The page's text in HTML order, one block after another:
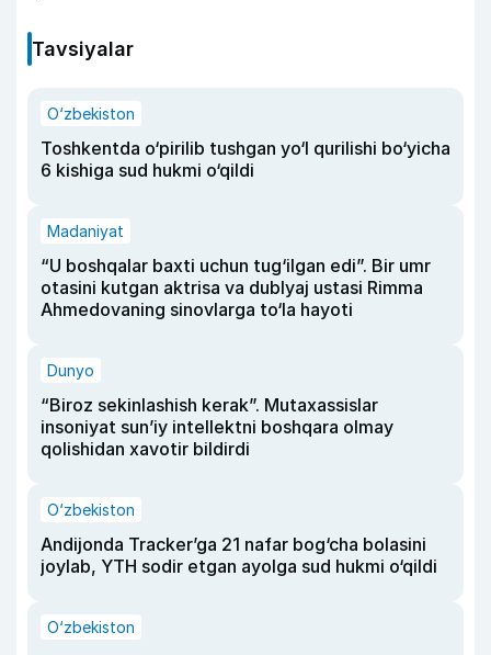
Tavsiyalar
O‘zbekiston
Toshkentda o‘pirilib tushgan yo‘l qurilishi bo‘yicha
6 kishiga sud hukmi o‘qildi
Madaniyat
“U boshqalar baxti uchun tug‘ilgan edi”. Bir umr
otasini kutgan aktrisa va dublyaj ustasi Rimma
Ahmedovaning sinovlarga to‘la hayoti
Dunyo
“Biroz sekinlashish kerak”. Mutaxassislar
insoniyat sun’iy intellektni boshqara olmay
qolishidan xavotir bildirdi
O‘zbekiston
Andijonda Tracker’ga 21 nafar bog‘cha bolasini
joylab, YTH sodir etgan ayolga sud hukmi o‘qildi
O‘zbekiston